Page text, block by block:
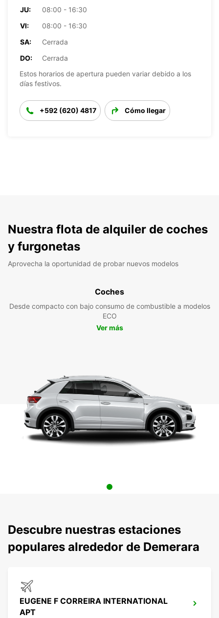
JU:
08:00 - 16:30
VI:
08:00 - 16:30
SA:
Cerrada
DO:
Cerrada
Estos horarios de apertura pueden variar debido a los
días festivos.
+592 (620) 4817 Cómo llegar
Nuestra flota de alquiler de coches
y furgonetas
Aprovecha la oportunidad de probar nuevos modelos
Coches
Desde compacto con bajo consumo de combustible a modelos
ECO
Ver más
Descubre nuestras estaciones
populares alrededor de Demerara
EUGENE F CORREIRA INTERNATIONAL
APT